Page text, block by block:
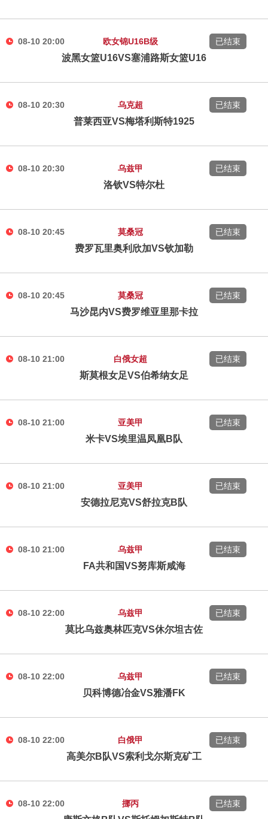
08-10 20:00 欧女锦U16B级
波黑女篮U16VS塞浦路斯女篮U16
已结束
08-10 20:30 乌克超
普莱西亚VS梅塔利斯特1925
已结束
08-10 20:30 乌兹甲
洛钦VS特尔杜
已结束
08-10 20:45 莫桑冠
费罗瓦里奥利欣加VS钦加勒
已结束
08-10 20:45 莫桑冠
马沙昆内VS费罗维亚里那卡拉
已结束
08-10 21:00 白俄女超
斯莫根女足VS伯希纳女足
已结束
08-10 21:00 亚美甲
米卡VS埃里温凤凰B队
已结束
08-10 21:00 亚美甲
安德拉尼克VS舒拉克B队
已结束
08-10 21:00 乌兹甲
FA共和国VS努库斯咸海
已结束
08-10 22:00 乌兹甲
莫比乌兹奥林匹克VS休尔坦古佐
已结束
08-10 22:00 乌兹甲
贝科博德冶金VS雅潘FK
已结束
08-10 22:00 白俄甲
高美尔B队VS索利戈尔斯克矿工
已结束
08-10 22:00 挪丙 已结束